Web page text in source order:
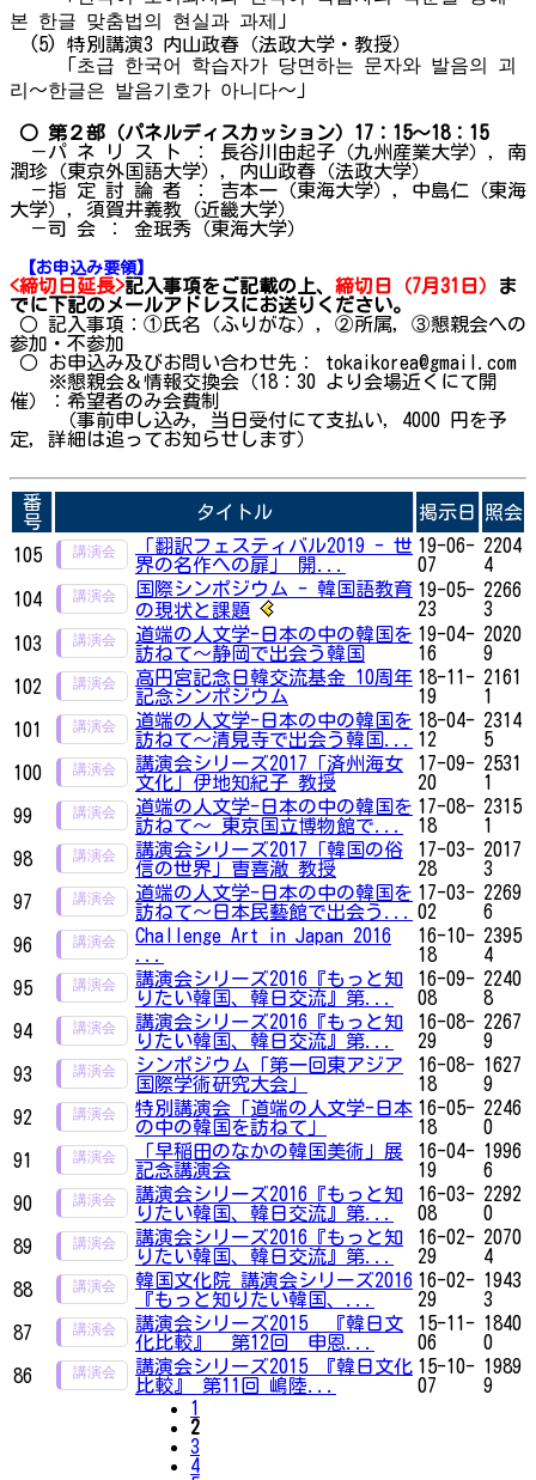
본 한글 맞춤법의 현실과 과제」
(5) 特別講演3 内山政春（法政大学・教授）
「초급 한국어 학습자가 당면하는 문자와 발음의 괴
리〜한글은 발음기호가 아니다〜」
○ 第２部（パネルディスカッション）17：15～18：15
－パ ネ リ ス ト ： 長谷川由起子（九州産業大学），南
潤珍（東京外国語大学），内山政春（法政大学）
－指 定 討 論 者 ： 吉本一（東海大学），中島仁（東海
大学），須賀井義教（近畿大学）
－司 会 ： 金珉秀（東海大学）
【お申込み要領】
<締切日延長>記入事項をご記載の上、 締切日（7月31日）
ま
でに下記のメールアドレスにお送りください。
○ 記入事項：①氏名（ふりがな），②所属，③懇親会への
参加・不参加
○ お申込み及びお問い合わせ先： tokaikorea@gmail.com
※懇親会＆情報交換会（18：30 より会場近くにて開
催）：希望者のみ会費制
（事前申し込み，当日受付にて支払い，4000 円を予
定，詳細は追ってお知らせします）
番
号
タイトル 掲示日 照会
105
「翻訳フェスティバル2019 - 世
界の名作への扉」 開...
19-06-
07
2204
4
104
国際シンポジウム - 韓国語教育
の現状と課題
19-05-
23
2266
3
103
道端の人文学-日本の中の韓国を
訪ねて～静岡で出会う韓国
19-04-
16
2020
9
102
高円宮記念日韓交流基金 10周年
記念シンポジウム
18-11-
19
2161
1
101
道端の人文学-日本の中の韓国を
訪ねて～清見寺で出会う韓国...
18-04-
12
2314
5
100
講演会シリーズ2017「済州海女
文化」伊地知紀子 教授
17-09-
20
2531
1
99
道端の人文学-日本の中の韓国を
訪ねて～ 東京国立博物館で...
17-08-
18
2315
1
98
講演会シリーズ2017「韓国の俗
信の世界」曺喜澈 教授
17-03-
28
2017
3
97
道端の人文学-日本の中の韓国を
訪ねて～日本民藝館で出会う...
17-03-
02
2269
6
96
Challenge Art in Japan 2016
...
16-10-
18
2395
4
95
講演会シリーズ2016『もっと知
りたい韓国、韓日交流』第...
16-09-
08
2240
8
94
講演会シリーズ2016『もっと知
りたい韓国、韓日交流』第...
16-08-
29
2267
9
93
シンポジウム「第一回東アジア
国際学術研究大会」
16-08-
18
1627
9
92
特別講演会「道端の人文学-日本
の中の韓国を訪ねて」
16-05-
18
2246
0
91
「早稲田のなかの韓国美術」展
記念講演会
16-04-
19
1996
6
90
講演会シリーズ2016『もっと知
りたい韓国、韓日交流』第...
16-03-
08
2292
0
89
講演会シリーズ2016『もっと知
りたい韓国、韓日交流』第...
16-02-
29
2070
4
88
韓国文化院 講演会シリーズ2016
『もっと知りたい韓国、...
16-02-
29
1943
3
87
講演会シリーズ2015 『韓日文
化比較』 第12回 申恩...
15-11-
06
1840
0
86
講演会シリーズ2015 『韓日文化
比較』 第11回 嶋陸...
15-10-
07
1989
9
1
2
3
4